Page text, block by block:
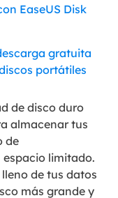
EaseUS Disk
gratuita
portátiles
de disco duro
almacenar tus
de
limitado.
de tus datos
más grande y